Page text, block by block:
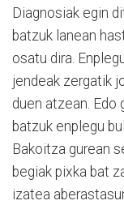
Diagnosiak egin
batzuk lanean
osatu dira.
jendeak zergatik
duen atzean. Edo
batzuk enplegu
Bakoitza gurean
begiak pixka bat
izatea